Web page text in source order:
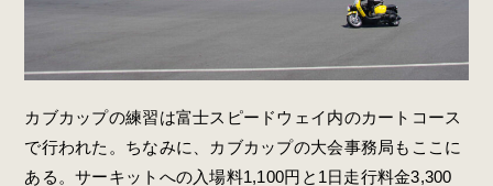
カブカップの練習は富士スピードウェイ内のカートコース
で行われた。ちなみに、カブカップの大会事務局もここに
ある。サーキットへの入場料1,100円と1日走行料金3,300